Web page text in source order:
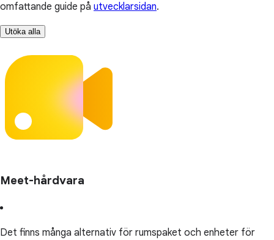
omfattande guide på utvecklarsidan.
Utöka alla
Meet-hårdvara
Det finns många alternativ för rumspaket och enheter för